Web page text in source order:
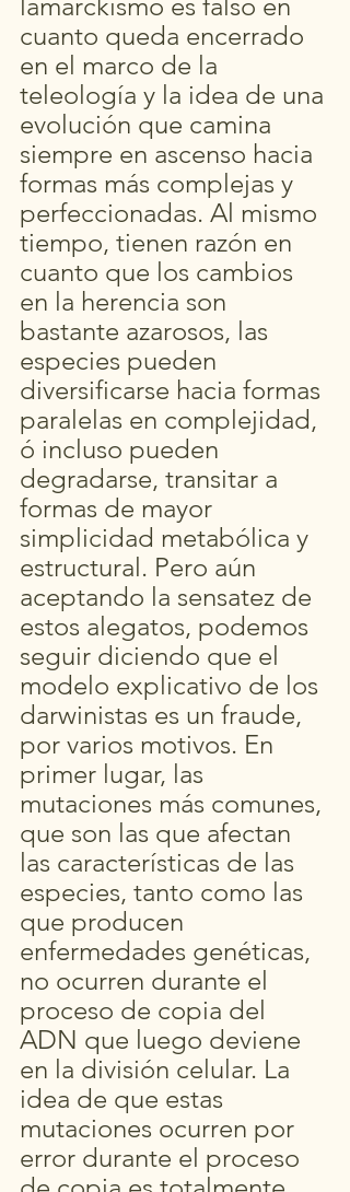
cuanto queda encerrado
en el marco de la
teleología y la idea de una
evolución que camina
siempre en ascenso hacia
formas más complejas y
perfeccionadas. Al mismo
tiempo, tienen razón en
cuanto que los cambios
en la herencia son
bastante azarosos, las
especies pueden
diversificarse hacia formas
paralelas en complejidad,
ó incluso pueden
degradarse, transitar a
formas de mayor
simplicidad metabólica y
estructural. Pero aún
aceptando la sensatez de
estos alegatos, podemos
seguir diciendo que el
modelo explicativo de los
darwinistas es un fraude,
por varios motivos. En
primer lugar, las
mutaciones más comunes,
que son las que afectan
las características de las
especies, tanto como las
que producen
enfermedades genéticas,
no ocurren durante el
proceso de copia del
ADN que luego deviene
en la división celular. La
idea de que estas
mutaciones ocurren por
error durante el proceso